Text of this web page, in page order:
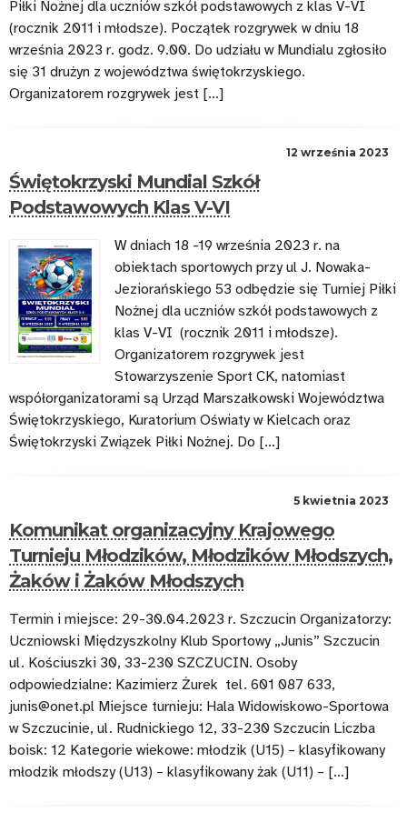
Piłki Nożnej dla uczniów szkół podstawowych z klas V-VI
(rocznik 2011 i młodsze). Początek rozgrywek w dniu 18
września 2023 r. godz. 9.00. Do udziału w Mundialu zgłosiło
się 31 drużyn z województwa świętokrzyskiego.
Organizatorem rozgrywek jest […]
12 września 2023
Świętokrzyski Mundial Szkół
Podstawowych Klas V-VI
W dniach 18 -19 września 2023 r. na
obiektach sportowych przy ul J. Nowaka-
Jeziorańskiego 53 odbędzie się Turniej Piłki
Nożnej dla uczniów szkół podstawowych z
klas V-VI (rocznik 2011 i młodsze).
Organizatorem rozgrywek jest
Stowarzyszenie Sport CK, natomiast
współorganizatorami są Urząd Marszałkowski Województwa
Świętokrzyskiego, Kuratorium Oświaty w Kielcach oraz
Świętokrzyski Związek Piłki Nożnej. Do […]
5 kwietnia 2023
Komunikat organizacyjny Krajowego
Turnieju Młodzików, Młodzików Młodszych,
Żaków i Żaków Młodszych
Termin i miejsce: 29-30.04.2023 r. Szczucin Organizatorzy:
Uczniowski Międzyszkolny Klub Sportowy „Junis” Szczucin
ul. Kościuszki 30, 33-230 SZCZUCIN. Osoby
odpowiedzialne: Kazimierz Żurek tel. 601 087 633,
junis@onet.pl Miejsce turnieju: Hala Widowiskowo-Sportowa
w Szczucinie, ul. Rudnickiego 12, 33-230 Szczucin Liczba
boisk: 12 Kategorie wiekowe: młodzik (U15) – klasyfikowany
młodzik młodszy (U13) – klasyfikowany żak (U11) – […]